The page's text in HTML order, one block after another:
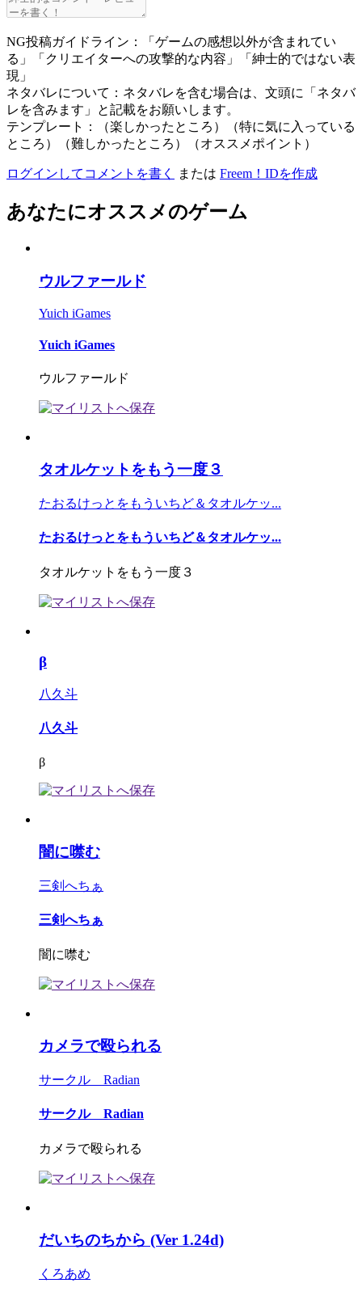
NG投稿ガイドライン：「ゲームの感想以外が含まれてい
る」「クリエイターへの攻撃的な内容」「紳士的ではない表
現」
ネタバレについて：ネタバレを含む場合は、文頭に「ネタバ
レを含みます」と記載をお願いします。
テンプレート：（楽しかったところ）（特に気に入っている
ところ）（難しかったところ）（オススメポイント）
ログインしてコメントを書く または Freem！IDを作成
あなたにオススメのゲーム
ウルファールド
Yuich iGames
Yuich iGames
ウルファールド
タオルケットをもう一度３
たおるけっとをもういちど＆タオルケッ...
たおるけっとをもういちど＆タオルケッ...
タオルケットをもう一度３
β
八久斗
八久斗
β
闇に噤む
三剣へちぁ
三剣へちぁ
闇に噤む
カメラで殴られる
サークル Radian
サークル Radian
カメラで殴られる
だいちのちから (Ver 1.24d)
くろあめ